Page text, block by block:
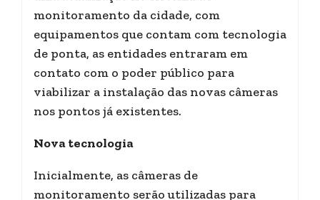
monitoramento da cidade, com
equipamentos que contam com tecnologia
de ponta, as entidades entraram em
contato com o poder público para
viabilizar a instalação das novas câmeras
nos pontos já existentes.
Nova tecnologia
Inicialmente, as câmeras de
monitoramento serão utilizadas para